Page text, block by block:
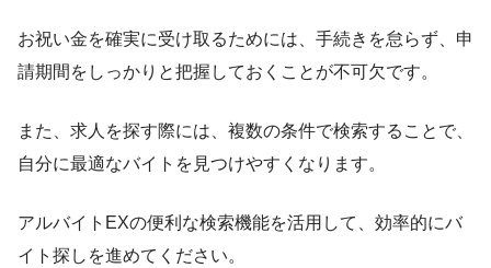
お祝い金を確実に受け取るためには、手続きを怠らず、申
請期間をしっかりと把握しておくことが不可欠です。
また、求人を探す際には、複数の条件で検索することで、
自分に最適なバイトを見つけやすくなります。
アルバイトEXの便利な検索機能を活用して、効率的にバ
イト探しを進めてください。